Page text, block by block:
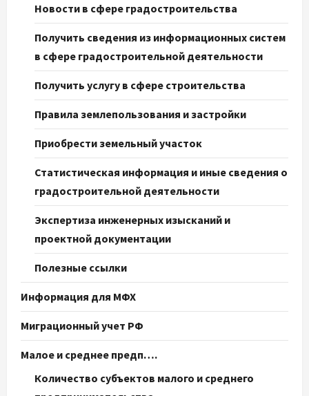
Новости в сфере градостроительства
Получить сведения из информационных систем
в сфере градостроительной деятельности
Получить услугу в сфере строительства
Правила землепользования и застройки
Приобрести земельный участок
Статистическая информация и иные сведения о
градостроительной деятельности
Экспертиза инженерных изысканий и
проектной документации
Полезные ссылки
Информация для МФХ
Миграционный учет РФ
Малое и среднее предп….
Количество субъектов малого и среднего